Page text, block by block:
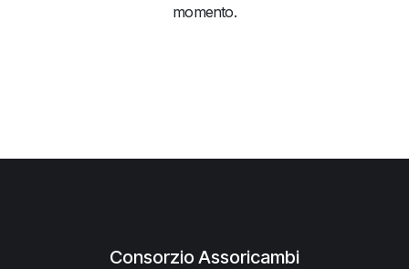
momento.
Consorzio Assoricambi